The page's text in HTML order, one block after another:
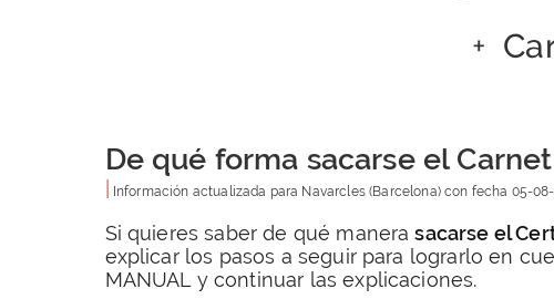
+
De qué forma sacarse el
Información actualizada para Navarcles(Barcelona) con fecha 05-
Si quieres saber de qué manerasacarse el
explicar los pasos a seguir para lograrlo en
MANUAL y continuar las explicaciones.